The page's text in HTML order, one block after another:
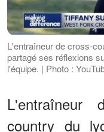
L'entraîneur de cross-
partagé ses réflexions
l'équipe. | Photo :
L'entraîneur
country du